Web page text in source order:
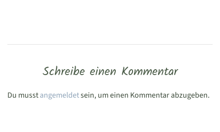
Schreibe einen Kommentar
Du musstangemeldetsein, um einen Kommentar abzugeben.